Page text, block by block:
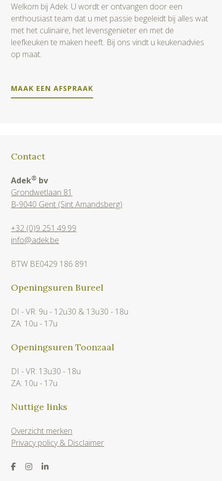
Welkom bij Adek. U wordt er ontvangen door een
enthousiast team dat u met passie begeleidt bij alles wat
met het culinaire, het levensgenieter en met de
leefkeuken te maken heeft. Bij ons vindt u keukenadvies
op maat.
MAAK EEN AFSPRAAK
Contact
Adek® bv
Grondwetlaan 81
B-9040 Gent (Sint Amandsberg)
+32 (0)9 251.49.99
info@adek.be
BTW BE0429 186 891
Openingsuren Bureel
DI - VR: 9u - 12u30 & 13u30 - 18u
ZA: 10u - 17u
Openingsuren Toonzaal
DI - VR: 13u30 - 18u
ZA: 10u - 17u
Nuttige links
Overzicht merken
Privacy policy & Disclaimer